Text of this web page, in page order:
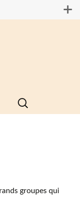
Rechercher :
groupes qui